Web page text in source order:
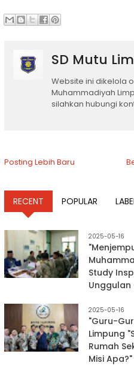
SD Mutu
Website ini dikelola
Muhammadiyah
silahkan hubungi
Posting Lebih Baru
RECENT POPULAR
2025-05-16
Study
Unggulan
2025-05-16
"Guru-
Limpung
Rumah
Misi Apa?"